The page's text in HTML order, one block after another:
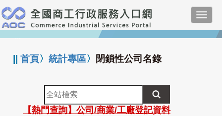
跳
到
主
要
:::
||首頁〉統計專區〉 閉鎖性公司名錄
全
站
檢
【熱門查詢】公司/商業/工廠登記資料